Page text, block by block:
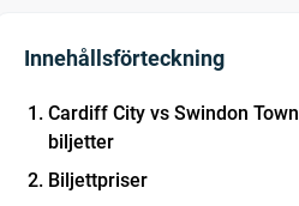
Innehållsförteckning
Cardiff City vs Swindon Town
biljetter
Biljettpriser